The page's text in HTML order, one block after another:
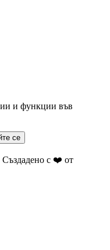
и функции във
се
с ❤️ от